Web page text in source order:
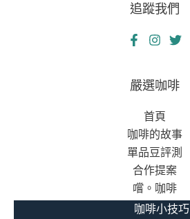
追蹤我們
嚴選咖啡
首頁
咖啡的故事
單品豆評測
合作提案
嚐。咖啡
咖啡小技巧